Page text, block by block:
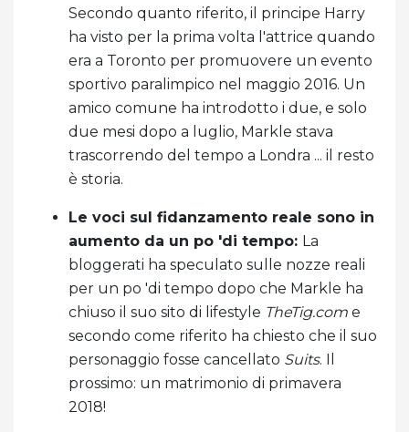
Secondo quanto riferito, il principe Harry
ha visto per la prima volta l'attrice quando
era a Toronto per promuovere un evento
sportivo paralimpico nel maggio 2016. Un
amico comune ha introdotto i due, e solo
due mesi dopo a luglio, Markle stava
trascorrendo del tempo a Londra ... il resto
è storia.
Le voci sul fidanzamento reale sono in
aumento da un po 'di tempo: La
bloggerati ha speculato sulle nozze reali
per un po 'di tempo dopo che Markle ha
chiuso il suo sito di lifestyle TheTig.com e
secondo come riferito ha chiesto che il suo
personaggio fosse cancellato Suits. Il
prossimo: un matrimonio di primavera
2018!